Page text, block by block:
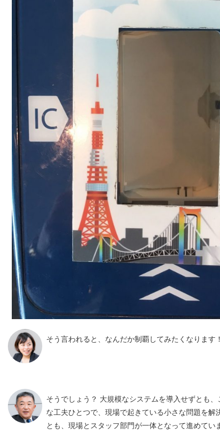
そう言われると、なんだか制覇してみたくなります
そうでしょう？ 大規模なシステムを導入せずとも
な工夫ひとつで、現場で起きている小さな問題を解
とも、現場とスタッフ部門が一体となって進めてい